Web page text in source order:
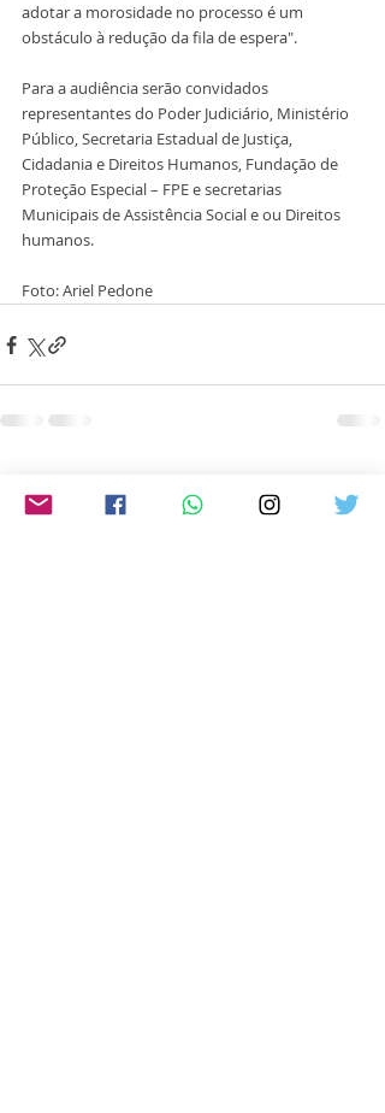
adotar a morosidade no processo é um
obstáculo à redução da fila de espera".
Para a audiência serão convidados
representantes do Poder Judiciário, Ministério
Público, Secretaria Estadual de Justiça,
Cidadania e Direitos Humanos, Fundação de
Proteção Especial – FPE e secretarias
Municipais de Assistência Social e ou Direitos
humanos.
Foto: Ariel Pedone